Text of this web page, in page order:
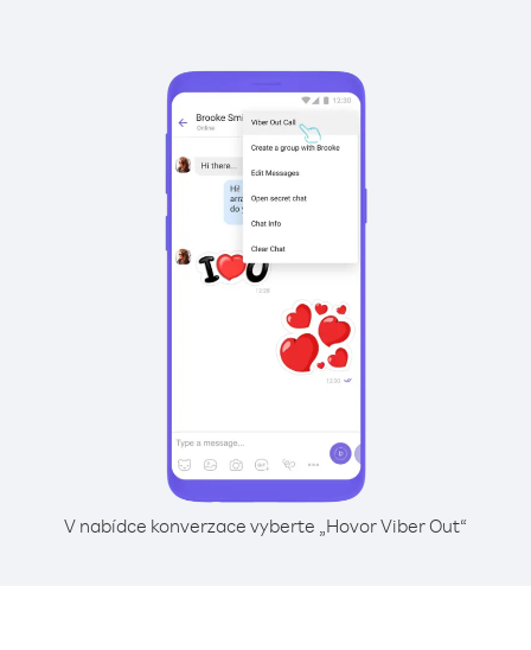
V nabídce konverzace vyberte „Hovor Viber Out“